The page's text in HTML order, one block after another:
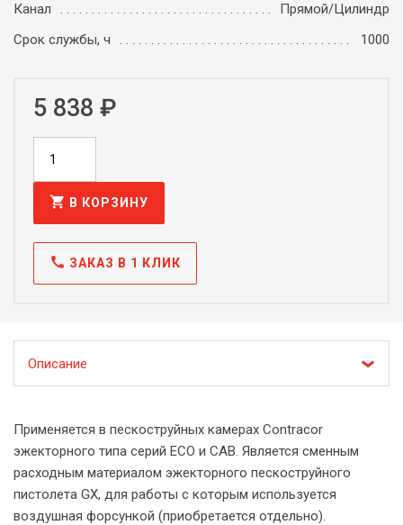
Канал
Прямой/Цилиндр
Срок службы, ч
1000
5 838 ₽
shopping_cart В КОРЗИНУ
call ЗАКАЗ В 1 КЛИК
Описание
Применяется в пескоструйных камерах Contracor
эжекторного типа серий ECO и CAB. Является сменным
расходным материалом эжекторного пескоструйного
пистолета GX, для работы с которым используется
воздушная форсункой (приобретается отдельно).